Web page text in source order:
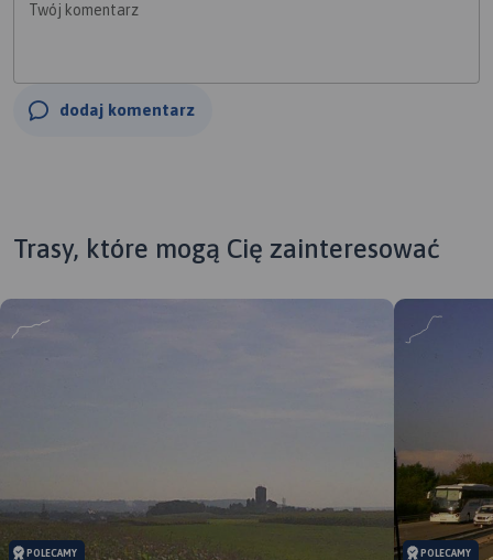
Twój komentarz
dodaj komentarz
Trasy, które mogą Cię zainteresować
POLECAMY POLECAMY